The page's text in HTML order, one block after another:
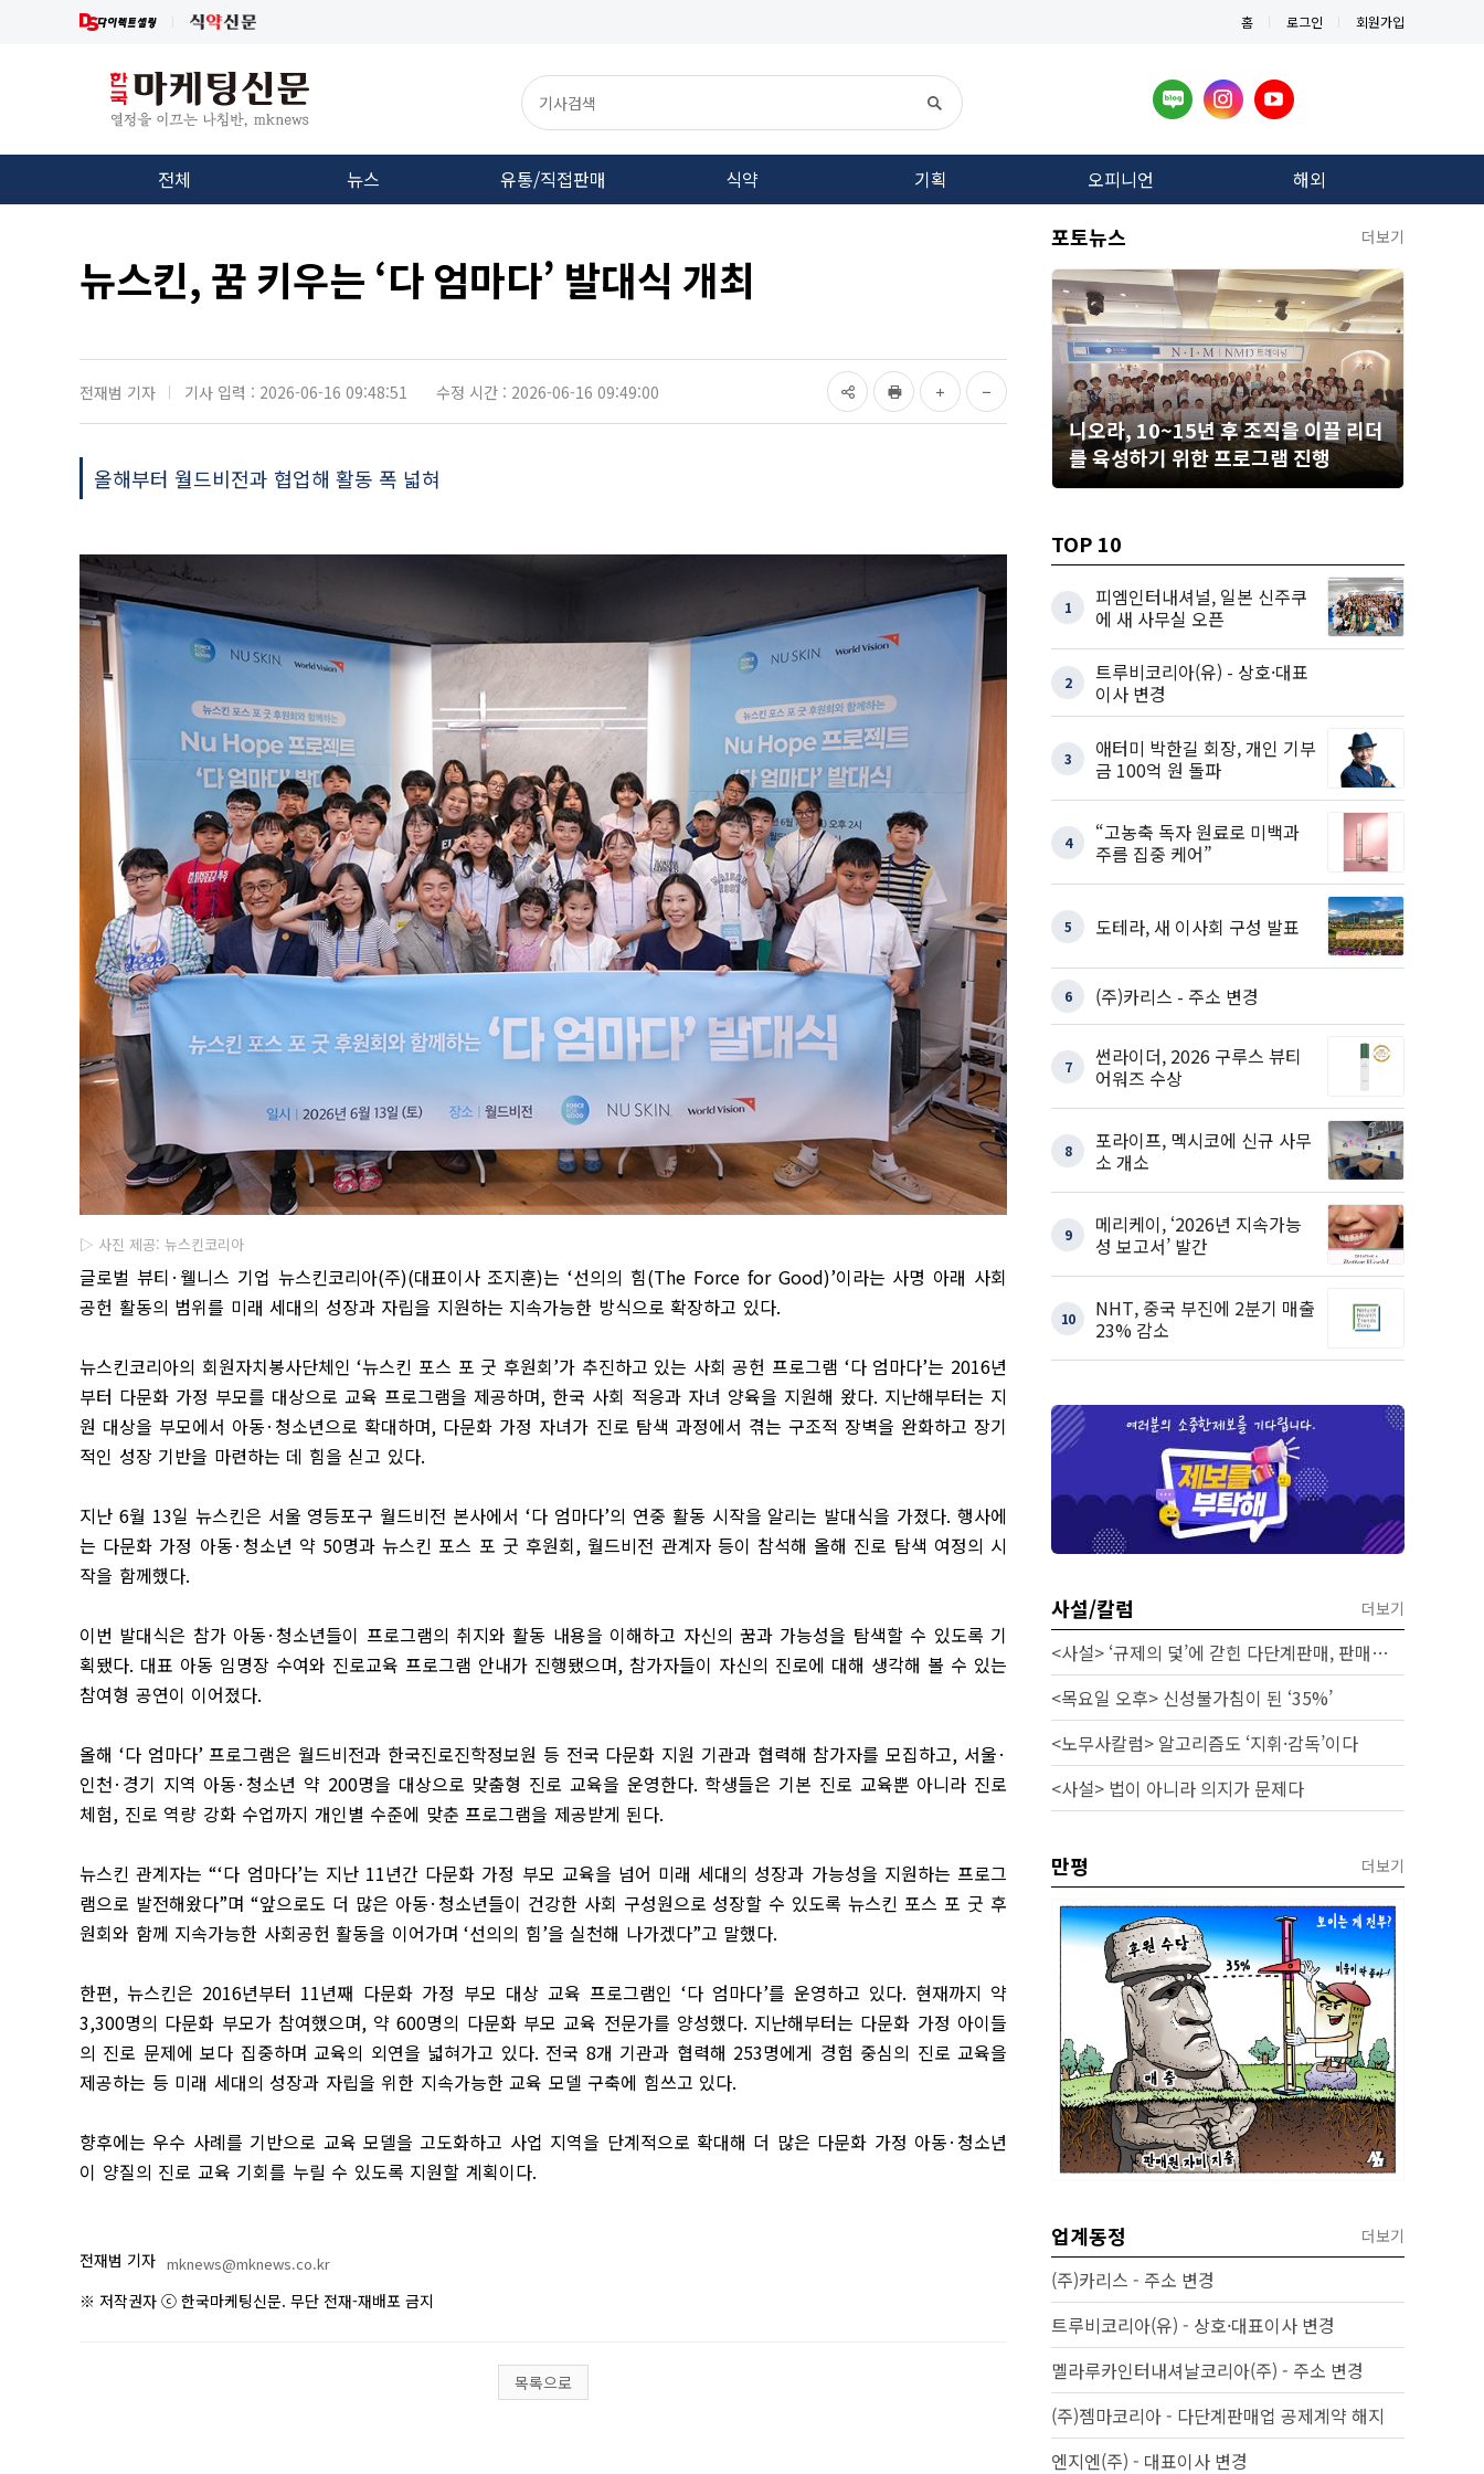
홈 로그인 회원가입
전체 뉴스 유통/직접판매 식약 기획 오피니언 해외
뉴스킨, 꿈 키우는 ‘다 엄마다’ 발대식 개최
전재범 기자 기사 입력 : 2026-06-16 09:48:51 수정 시간 : 2026-06-16 09:49:00
올해부터 월드비전과 협업해 활동 폭 넓혀
▷ 사진 제공: 뉴스킨코리아
글로벌 뷰티 · 웰니스 기업 뉴스킨코리아(주)(대표이사 조지훈)는‘선의의 힘(The Force for Good)’이라는 사명 아래 사회
공헌 활동의 범위를 미래 세대의 성장과 자립을 지원하는 지속가능한 방식으로 확장하고 있다.
뉴스킨코리아의 회원자치봉사단체인‘뉴스킨 포스 포 굿 후원회’가 추진하고 있는 사회 공헌 프로그램 ‘다 엄마다’는 2016년
부터 다문화 가정 부모를 대상으로 교육 프로그램을 제공하며, 한국 사회 적응과 자녀 양육을 지원해 왔다. 지난해부터는 지
원 대상을 부모에서 아동· 청소년으로 확대하며, 다문화 가정 자녀가 진로 탐색 과정에서 겪는 구조적 장벽을 완화하고 장기
적인 성장 기반을 마련하는 데 힘을 싣고 있다.
지난 6월 13일 뉴스킨은 서울 영등포구 월드비전 본사에서 ‘다 엄마다’의 연중 활동 시작을 알리는 발대식을 가졌다. 행사에
는 다문화 가정 아동· 청소년 약 50명과 뉴스킨 포스 포 굿 후원회,월드비전 관계자 등이 참석해 올해 진로 탐색 여정의 시
작을 함께했다.
이번 발대식은 참가 아동· 청소년들이 프로그램의 취지와 활동 내용을 이해하고 자신의 꿈과 가능성을 탐색할 수 있도록 기
획됐다. 대표 아동 임명장 수여와 진로교육 프로그램 안내가 진행됐으며, 참가자들이 자신의 진로에 대해 생각해 볼 수 있는
참여형 공연이 이어졌다.
올해 ‘다 엄마다’프로그램은 월드비전과 한국진로진학정보원 등 전국 다문화 지원 기관과 협력해 참가자를 모집하고, 서울·
인천· 경기 지역 아동· 청소년 약 200명을 대상으로 맞춤형 진로 교육을 운영한다. 학생들은 기본 진로 교육뿐 아니라 진로
체험, 진로 역량 강화 수업까지 개인별 수준에 맞춘 프로그램을 제공받게 된다.
뉴스킨 관계자는“‘다 엄마다’는 지난 11년간 다문화 가정 부모 교육을 넘어 미래 세대의 성장과 가능성을 지원하는 프로그
램으로 발전해왔다”며 “앞으로도 더 많은 아동· 청소년들이 건강한 사회 구성원으로 성장할 수 있도록 뉴스킨 포스 포 굿 후
원회와 함께 지속가능한 사회공헌 활동을 이어가며 ‘선의의 힘’을 실천해 나가겠다”고 말했다.
한편,뉴스킨은 2016년부터 11년째 다문화 가정 부모 대상 교육 프로그램인‘다 엄마다’를 운영하고 있다. 현재까지 약
3,300명의 다문화 부모가 참여했으며, 약600명의 다문화 부모 교육 전문가를 양성했다. 지난해부터는 다문화 가정 아이들
의 진로 문제에 보다 집중하며 교육의 외연을 넓혀가고 있다. 전국 8개 기관과 협력해 253명에게 경험 중심의 진로 교육을
제공하는 등 미래 세대의 성장과 자립을 위한 지속가능한 교육 모델 구축에 힘쓰고 있다.
향후에는 우수 사례를 기반으로 교육 모델을 고도화하고 사업 지역을 단계적으로 확대해 더 많은 다문화 가정 아동· 청소년
이 양질의 진로 교육 기회를 누릴 수 있도록 지원할 계획이다.
전재범 기자 mknews@mknews.co.kr
※ 저작권자 ⓒ 한국마케팅신문. 무단 전재-재배포 금지
목록으로
포토뉴스 더보기
니오라, 10~15년 후 조직을 이끌 리더
를 육성하기 위한 프로그램 진행
TOP 10
1
피엠인터내셔널, 일본 신주쿠
에 새 사무실 오픈
2
트루비코리아(유) - 상호·대표
이사 변경
3
애터미 박한길 회장, 개인 기부
금 100억 원 돌파
4
“고농축 독자 원료로 미백과
주름 집중 케어”
5 도테라, 새 이사회 구성 발표
6 (주)카리스 - 주소 변경
7
썬라이더, 2026 구루스 뷰티
어워즈 수상
8
포라이프, 멕시코에 신규 사무
소 개소
9
메리케이, ‘2026년 지속가능
성 보고서’ 발간
10
NHT, 중국 부진에 2분기 매출
23% 감소
사설/칼럼 더보기
<사설> ‘규제의 덫’에 갇힌 다단계판매, 판매원 보호 시급하다
<목요일 오후> 신성불가침이 된 ‘35%’
<노무사칼럼> 알고리즘도 ‘지휘·감독’이다
<사설> 법이 아니라 의지가 문제다
만평 더보기
업계동정 더보기
(주)카리스 - 주소 변경
트루비코리아(유) - 상호·대표이사 변경
멜라루카인터내셔날코리아(주) - 주소 변경
(주)젬마코리아 - 다단계판매업 공제계약 해지
엔지엔(주) - 대표이사 변경